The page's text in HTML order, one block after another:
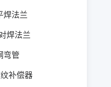
焊法兰
焊法兰
弯管
补偿器